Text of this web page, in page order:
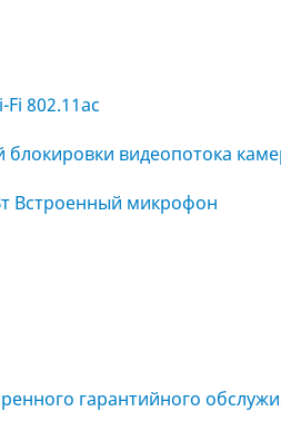
802.11ac
видеопотока
Встроенный микрофон
гарантийного